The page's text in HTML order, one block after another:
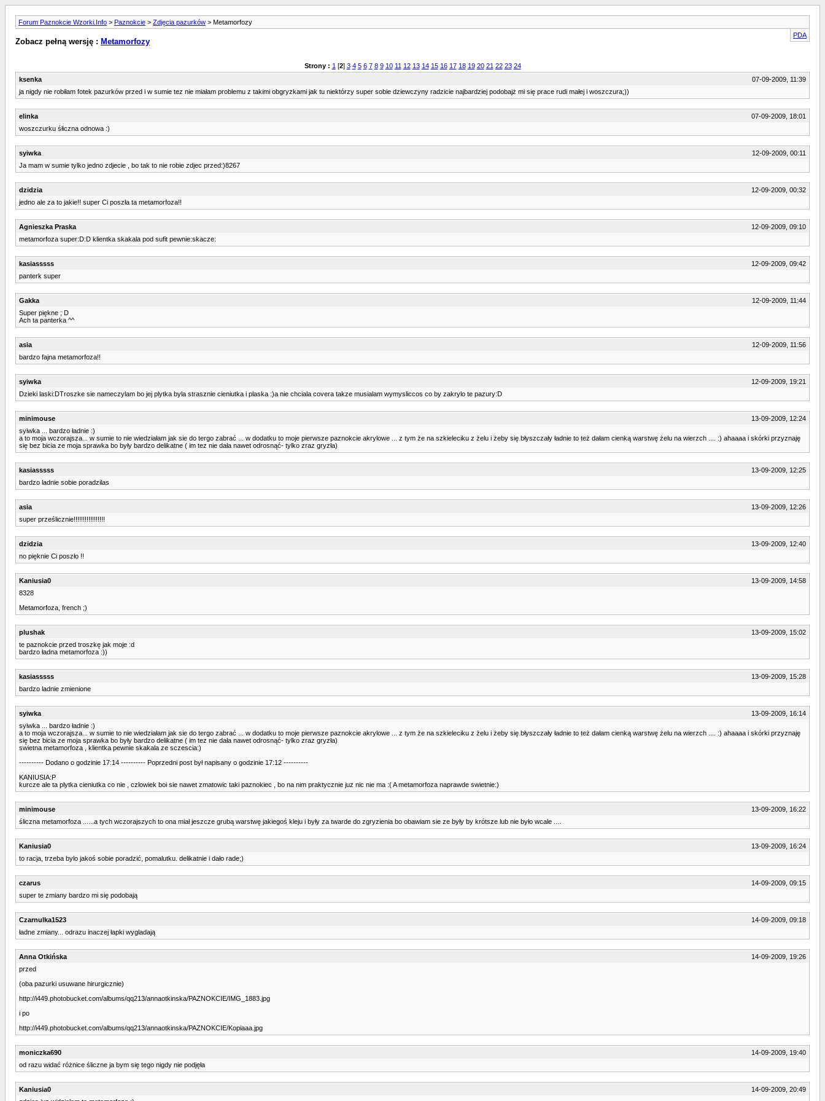
Forum Paznokcie Wzorki.Info > Paznokcie > Zdjęcia pazurków > Metamorfozy
PDA
Zobacz pełną wersję : Metamorfozy
Strony : 1 [2] 3 4 5 6 7 8 9 10 11 12 13 14 15 16 17 18 19 20 21 22 23 24
ksenka
07-09-2009, 11:39
ja nigdy nie robiłam fotek pazurków przed i w sumie tez nie miałam problemu z takimi obgryzkami jak tu niektórzy super sobie dziewczyny radzicie najbardziej podobajż mi się prace rudi małej i woszczura;))
elinka
07-09-2009, 18:01
woszczurku śłiczna odnowa :)
syiwka
12-09-2009, 00:11
Ja mam w sumie tylko jedno zdjecie , bo tak to nie robie zdjec przed:)8267
dzidzia
12-09-2009, 00:32
jedno ale za to jakie!! super Ci poszła ta metamorfoza!!
Agnieszka Praska
12-09-2009, 09:10
metamorfoza super:D:D klientka skakala pod sufit pewnie:skacze:
kasiasssss
12-09-2009, 09:42
panterk super
Gakka
12-09-2009, 11:44
Super piękne ; D
Ach ta panterka ^^
asia
12-09-2009, 11:56
bardzo fajna metamorfoza!!
syiwka
12-09-2009, 19:21
Dzieki laski:DTroszke sie nameczylam bo jej plytka byla strasznie cieniutka i plaska :)a nie chciala covera takze musialam wymysliccos co by zakrylo te pazury:D
minimouse
13-09-2009, 12:24
syiwka ... bardzo ładnie :)
a to moja wczorajsza... w sumie to nie wiedziałam jak sie do tergo zabrać ... w dodatku to moje pierwsze paznokcie akrylowe ... z tym że na szkieleciku z żelu i żeby się błyszczały ładnie to też dałam cienką warstwę żelu na wierzch .... :) ahaaaa i skórki przyznaję
się bez bicia ze moja sprawka bo były bardzo delikatne ( im tez nie dała nawet odrosnąć- tylko zraz gryzła)
kasiasssss
13-09-2009, 12:25
bardzo ladnie sobie poradzilas
asia
13-09-2009, 12:26
super prześlicznie!!!!!!!!!!!!!!!!!
dzidzia
13-09-2009, 12:40
no pięknie Ci poszło !!
Kaniusia0
13-09-2009, 14:58
8328
Metamorfoza, french ;)
plushak
13-09-2009, 15:02
te paznokcie przed troszkę jak moje :d
bardzo ładna metamorfoza :))
kasiasssss
13-09-2009, 15:28
bardzo ladnie zmienione
syiwka
13-09-2009, 16:14
syiwka ... bardzo ładnie :)
a to moja wczorajsza... w sumie to nie wiedziałam jak sie do tergo zabrać ... w dodatku to moje pierwsze paznokcie akrylowe ... z tym że na szkieleciku z żelu i żeby się błyszczały ładnie to też dałam cienką warstwę żelu na wierzch .... :) ahaaaa i skórki przyznaję
się bez bicia ze moja sprawka bo były bardzo delikatne ( im tez nie dała nawet odrosnąć- tylko zraz gryzła)
swietna metamorfoza , klientka pewnie skakala ze sczescia:)
---------- Dodano o godzinie 17:14 ---------- Poprzedni post był napisany o godzinie 17:12 ----------
KANIUSIA:P
kurcze ale ta plytka cieniutka co nie , czlowiek boi sie nawet zmatowic taki paznokiec , bo na nim praktycznie juz nic nie ma :( A metamorfoza naprawde swietnie:)
minimouse
13-09-2009, 16:22
śliczna metamorfoza ......a tych wczorajszych to ona miał jeszcze grubą warstwę jakiegoś kleju i były za twarde do zgryzienia bo obawiam sie ze były by krótsze lub nie było wcale ....
Kaniusia0
13-09-2009, 16:24
to racja, trzeba bylo jakoś sobie poradzić, pomalutku. delikatnie i dało rade;)
czarus
14-09-2009, 09:15
super te zmiany bardzo mi się podobają
Czarnulka1523
14-09-2009, 09:18
ładne zmiany... odrazu inaczej łapki wygladają
Anna Otkińska
14-09-2009, 19:26
przed
(oba pazurki usuwane hirurgicznie)
http://i449.photobucket.com/albums/qq213/annaotkinska/PAZNOKCIE/IMG_1883.jpg
i po
http://i449.photobucket.com/albums/qq213/annaotkinska/PAZNOKCIE/Kopiaaa.jpg
moniczka690
14-09-2009, 19:40
od razu widać różnice śliczne ja bym się tego nigdy nie podjęła
Kaniusia0
14-09-2009, 20:49